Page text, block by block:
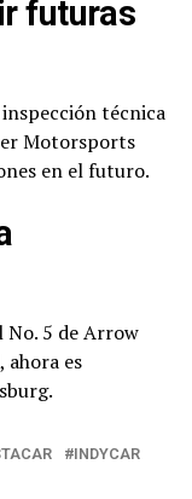
futuras
técnica
Motorsports
en el futuro.
No. 5 de Arrow
ahora es
INDYCAR